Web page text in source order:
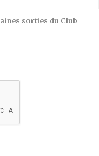
sorties du Club